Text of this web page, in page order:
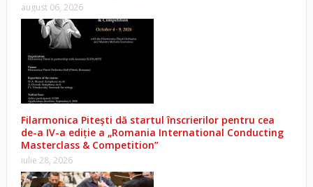
august 06, 2026
Filarmonica Pitești dă startul înscrierilor pentru cea
de-a IV-a ediție a „Romania International Conducting
Masterclass & Competition”
iulie 28, 2026